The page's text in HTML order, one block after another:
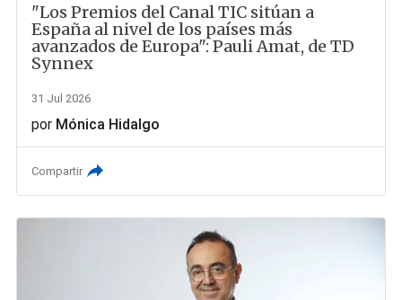
"Los Premios del Canal TIC sitúan a
España al nivel de los países más
avanzados de Europa": Pauli Amat, de TD
Synnex
31 Jul 2026
por Mónica Hidalgo
Compartir